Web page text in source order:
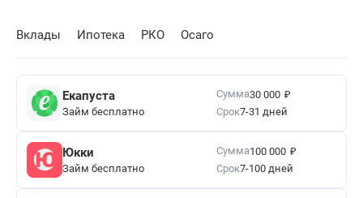
Вклады Ипотека РКО Осаго
Екапуста
Займ бесплатно
Сумма30 000 ₽
Срок7-31 дней
Юкки
Займ бесплатно
Сумма100 000 ₽
Срок7-100 дней